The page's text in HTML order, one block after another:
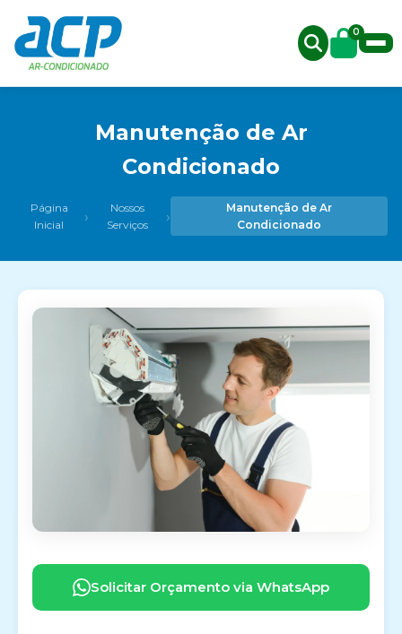
0
Manutenção de Ar
Condicionado
Página
Inicial
›
Nossos
Serviços
›
Manutenção de Ar
Condicionado
Solicitar Orçamento via WhatsApp